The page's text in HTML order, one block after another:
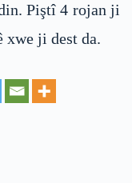
Piştî 4 rojan ji
xwe ji dest da.